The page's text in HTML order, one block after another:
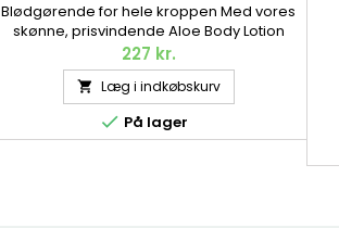
Blødgørende for hele kroppen Med vores
skønne, prisvindende Aloe Body Lotion
lader vi naturens mest kraftfulde
ingredienser samarbejde om at pleje din
hud. Aloe vera giver dig, sammen med
planteolier og botaniske ingredienser, en
fugtgivende og blødgørende oplevelse.
227 kr.
 Læg i indkøbskurv
 På lager